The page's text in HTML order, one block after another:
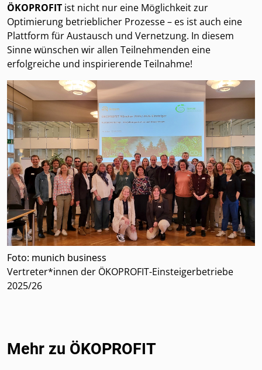
ÖKOPROFIT ist nicht nur eine Möglichkeit zur
Optimierung betrieblicher Prozesse – es ist auch eine
Plattform für Austausch und Vernetzung. In diesem
Sinne wünschen wir allen Teilnehmenden eine
erfolgreiche und inspirierende Teilnahme!
Foto: munich business
Vertreter*innen der ÖKOPROFIT-Einsteigerbetriebe
2025/26
Mehr zu ÖKOPROFIT